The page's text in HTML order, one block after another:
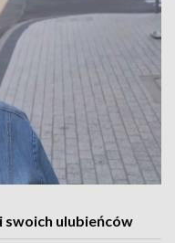
swoich ulubieńców